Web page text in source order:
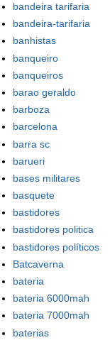
bandeira tarifaria
bandeira-tarifaria
banhistas
banqueiro
banqueiros
barao geraldo
barboza
barcelona
barra sc
barueri
bases militares
basquete
bastidores
bastidores politica
bastidores políticos
Batcaverna
bateria
bateria 6000mah
bateria 7000mah
baterias